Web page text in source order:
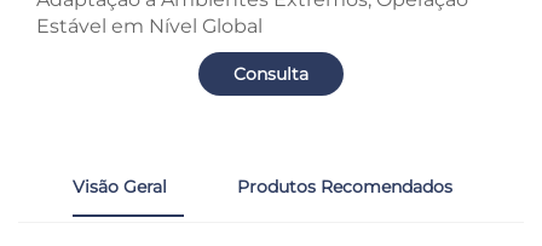
Estável em Nível Global
Consulta
Visão Geral Produtos Recomendados